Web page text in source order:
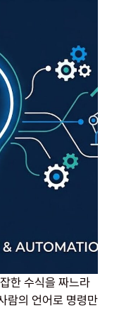
한 수식을 짜느라
람의 언어로 명령만